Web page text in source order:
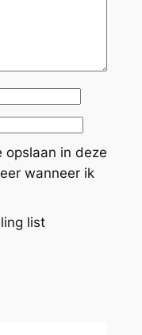
opslaan in deze
wanneer ik
list